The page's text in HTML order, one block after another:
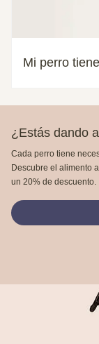
Mi perro
¿Estás dando
Cada perro tiene
Descubre el alimento
un 20% de descuento.